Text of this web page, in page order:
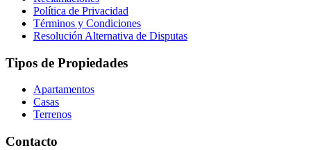
Política de Privacidad
Términos y Condiciones
Resolución Alternativa de Disputas
Tipos de Propiedades
Apartamentos
Casas
Terrenos
Contacto